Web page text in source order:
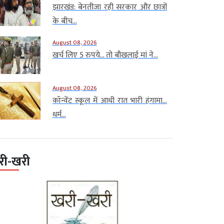
झारखंड: बेनतीजा रही सरकार और छात्रों
के बीच...
August 08, 2026
खर्च लिए 5 रुपये… तो बौखलाई मां ने...
August 08, 2026
कॉन्वेंट स्कूल में आधी रात भारी हंगामा…
धर्म...
खरी